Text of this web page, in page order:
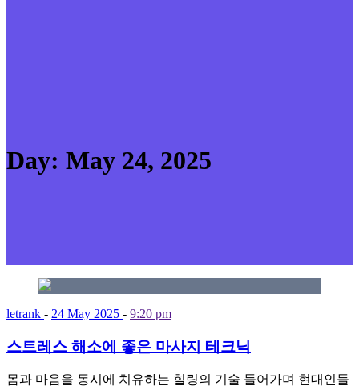
Day: May 24, 2025
letrank - 24 May 2025 - 9:20 pm
스트레스 해소에 좋은 마사지 테크닉
몸과 마음을 동시에 치유하는 힐링의 기술 들어가며 현대인들